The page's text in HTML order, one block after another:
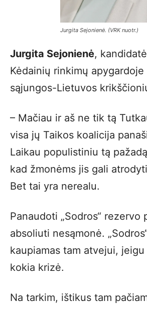
Jurgita Sejonienė. (VRK nuotr.)
Jurgita Sejonienė,
Kėdainių rinkimų
sąjungos-Lietuvos
– Mačiau ir aš ne tik tą
visa jų Taikos koalicija
Laikau populistiniu tą
kad žmonėms jis gali
Bet tai yra nerealu.
Panaudoti „Sodros“ rezervo
absoliuti nesąmonė.
kaupiamas tam atvejui,
kokia krizė.
Na tarkim, ištikus tam